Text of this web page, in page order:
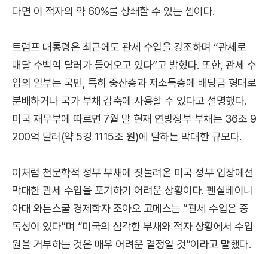
다면 이 적자의 약 60%를 상쇄할 수 있는 셈이다.
트럼프 대통령은 최근에도 관세 수입을 강조하며 “관세로
매달 수백억 달러가 들어오고 있다”고 밝혔다. 또한, 관세 수
입의 일부는 국민, 특히 중산층과 저소득층에 배당금 형태로
분배하거나 국가 부채 감축에 사용할 수 있다고 설명했다.
미국 재무부에 따르면 7월 말 현재 연방정부 부채는 36조 9
200억 달러(약 5경 1115조 원)에 달하는 막대한 규모다.
이처럼 천문학적 정부 부채에 짓눌려온 미국 정부 입장에선
막대한 관세 수입을 포기하기 어려운 상황이다. 펜실베이니
아대 와튼스쿨 경제학자 조아오 고메스는 “관세 수입은 중
독성이 있다”며 “미국의 심각한 부채와 적자 상황에서 수입
원을 거부하는 것은 매우 어려운 결정일 것”이라고 말했다.